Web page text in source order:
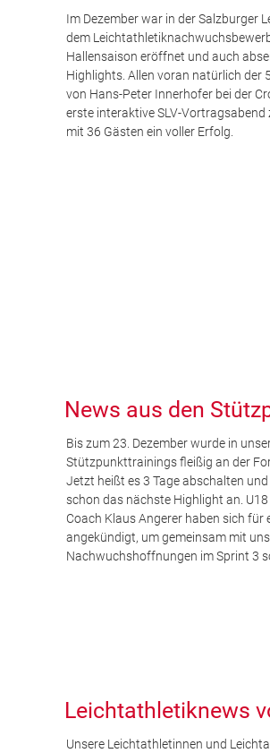
Im Dezember war in der Salzburger
dem
Hallensaison eröffnet und auch
Highlights. Allen voran natürlich der
von Hans-Peter Innerhofer bei der
erste interaktive SLV-Vortragsabend
mit 36 Gästen ein voller Erfolg.
News aus den
Bis zum 23. Dezember wurde in
Stützpunkttrainings fleißig an der
Jetzt heißt es 3 Tage abschalten
schon das nächste Highlight an.
Coach Klaus Angerer haben sich
angekündigt, um gemeinsam mit
Nachwuchshoffnungen im Sprint 3
Leichtathletiknews
Unsere Leichtathletinnen und